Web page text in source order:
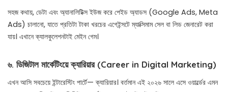
সহজ কথায়, ডেটা এবং অ্যানালিটিক্স ইউজ করে পেইড অ্যাডস (Google Ads, Meta
Ads) চালানো, যাতে প্রতিটা টাকা খরচের এগেইন্সটে ম্যাক্সিমাম সেল বা লিড জেনারেট করা
যায়। এখানে ক্যালকুলেশনটাই মেইন গেম।
৬. ডিজিটাল মার্কেটিংয়ে ক্যারিয়ার (Career in Digital Marketing)
এখন আসি সবচেয়ে ইন্টারেস্টিং পার্টে— ক্যারিয়ার। বর্তমান এই ২০২৬ সালে এসে ওয়ার্ল্ডের এমন